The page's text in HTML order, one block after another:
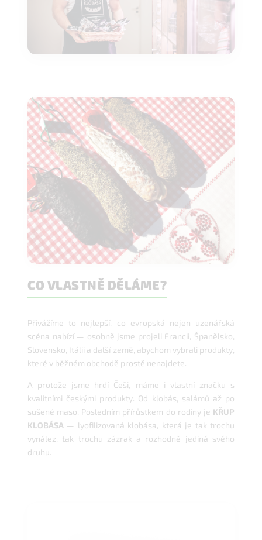
CO VLASTNĚ DĚLÁME?
Přivážíme to nejlepší, co evropská nejen uzenářská
scéna nabízí — osobně jsme projeli Francii, Španělsko,
Slovensko, Itálii a další země, abychom vybrali produkty,
které v běžném obchodě prostě nenajdete.
A protože jsme hrdí Češi, máme i vlastní značku s
kvalitními českými produkty. Od klobás, salámů až po
sušené maso. Posledním přírůstkem do rodiny je KŘUP
KLOBÁSA — lyofilizovaná klobása, která je tak trochu
vynález, tak trochu zázrak a rozhodně jediná svého
druhu.